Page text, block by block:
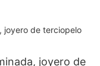
joyero de